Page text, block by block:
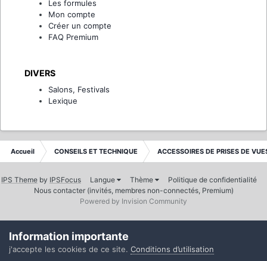
Les formules
Mon compte
Créer un compte
FAQ Premium
DIVERS
Salons, Festivals
Lexique
Accueil CONSEILS ET TECHNIQUE ACCESSOIRES DE PRISES DE
IPS Theme by IPSFocus Langue Thème
Politique de confidentialité
Nous contacter (invités, membres non-connectés, Premium)
Powered by Invision Community
Information importante
j'accepte les cookies de ce site. Conditions d’utilisation